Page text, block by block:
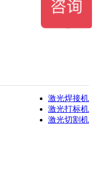
激光焊接机
激光打标机
激光切割机